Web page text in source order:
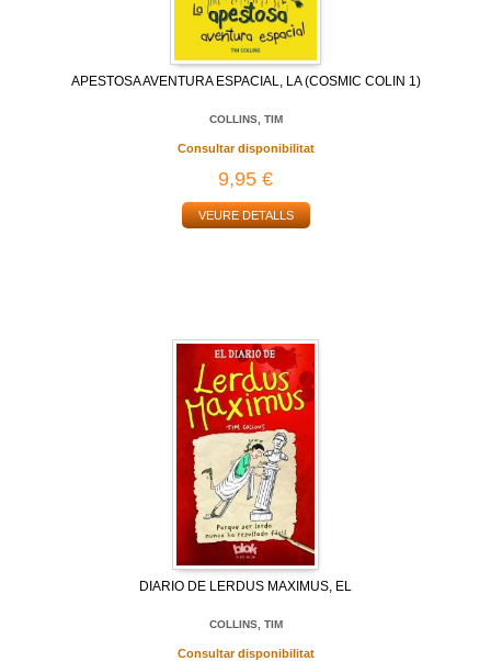
APESTOSA AVENTURA ESPACIAL, LA (COSMIC COLIN 1)
COLLINS, TIM
Consultar disponibilitat
9,95 €
VEURE DETALLS
DIARIO DE LERDUS MAXIMUS, EL
COLLINS, TIM
Consultar disponibilitat